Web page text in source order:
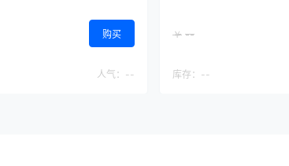
购买
人气： --
￥ --
库存： --